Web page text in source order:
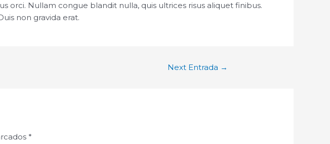
orci. Nullam congue blandit nulla, quis ultrices risus aliquet finibus.
non gravida erat.
Next Entrada →
*